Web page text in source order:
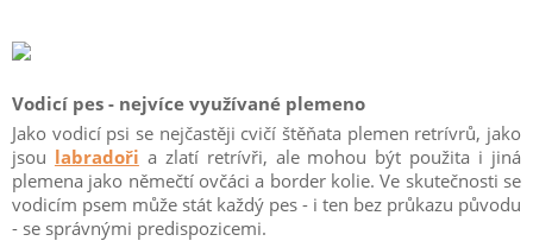
Vodicí pes - nejvíce využívané plemeno
Jako vodicí psi se nejčastěji cvičí štěňata plemen retrívrů, jako
jsou labradoři a zlatí retrívři, ale mohou být použita i jiná
plemena jako němečtí ovčáci a border kolie. Ve skutečnosti se
vodicím psem může stát každý pes - i ten bez průkazu původu
- se správnými predispozicemi.